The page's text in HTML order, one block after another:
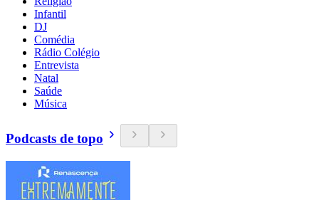
Infantil
DJ
Comédia
Rádio Colégio
Entrevista
Natal
Saúde
Música
Podcasts de topo